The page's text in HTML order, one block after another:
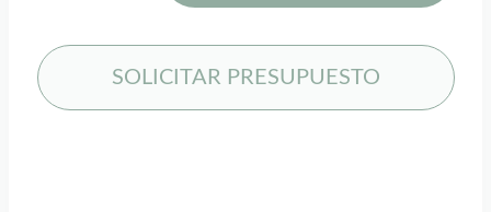
20 000
mAh
SCX.design
SOLICITAR PRESUPUESTO